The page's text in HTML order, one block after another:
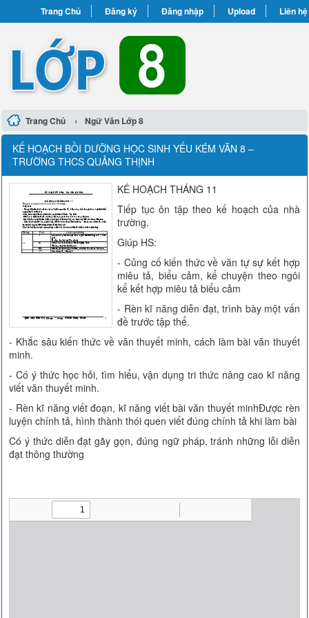
Trang Chủ Đăng ký Đăng nhập Upload Liên hệ
Trang Chủ › Ngữ Văn Lớp 8
KẾ HOẠCH BỒI DƯỠNG HỌC SINH YẾU KÉM VĂN 8 –
TRƯỜNG THCS QUẢNG THỊNH
KẾ HOẠCH THÁNG 11
Tiếp tục ôn tập theo kế hoạch của nhà
trường.
Giúp HS:
- Củng cố kiến thức về văn tự sự kết hợp
miêu tả, biểu cảm, kể chuyện theo ngôi
kể kết hợp miêu tả biểu cảm
- Rèn kĩ năng diễn đạt, trình bày một vấn
đề trước tập thể.
- Khắc sâu kiến thức về văn thuyết minh, cách làm bài văn thuyết
minh.
- Có ý thức học hỏi, tìm hiểu, vận dụng tri thức nâng cao kĩ năng
viết văn thuyết minh.
- Rèn kĩ năng viết đoạn, kĩ năng viết bài văn thuyết minhĐược rèn
luyện chính tả, hình thành thói quen viết đúng chính tả khi làm bài
Có ý thức diễn đạt gãy gọn, đúng ngữ pháp, tránh những lỗi diễn
đạt thông thường